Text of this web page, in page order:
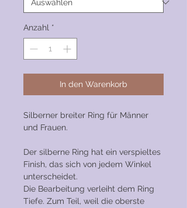
Anzahl *
In den Warenkorb
Silberner breiter Ring für Männer
und Frauen.
Der silberne Ring hat ein verspieltes
Finish, das sich von jedem Winkel
unterscheidet.
Die Bearbeitung verleiht dem Ring
Tiefe. Zum Teil, weil die oberste